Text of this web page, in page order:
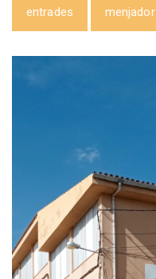
entrades menjador